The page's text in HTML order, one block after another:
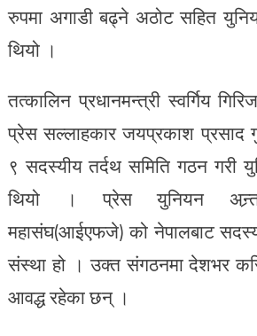
रुपमा अगाडी बढ्ने अठोट सहित
थियो ।
तत्कालिन प्रधानमन्त्री स्वर्गिय
प्रेस सल्लाहकार जयप्रकाश प्रसाद
९ सदस्यीय तर्दथ समिति गठन गरी
थियो । प्रेस युनियन
महासंघ(आईएफजे) को नेपालबाट
संस्था हो । उक्त संगठनमा देशभर
आवद्ध रहेका छन् ।